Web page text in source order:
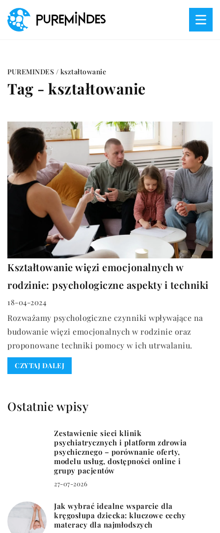
PUREMINDES / kształtowanie
Tag - kształtowanie
Kształtowanie więzi emocjonalnych w
rodzinie: psychologiczne aspekty i techniki
18-04-2024
Rozważamy psychologiczne czynniki wpływające na
budowanie więzi emocjonalnych w rodzinie oraz
proponowane techniki pomocy w ich utrwalaniu.
CZYTAJ DALEJ
Ostatnie wpisy
Zestawienie sieci klinik
psychiatrycznych i platform zdrowia
psychicznego – porównanie oferty,
modelu usług, dostępności online i
grupy pacjentów
27-07-2026
Jak wybrać idealne wsparcie dla
kręgosłupa dziecka: kluczowe cechy
materacy dla najmłodszych